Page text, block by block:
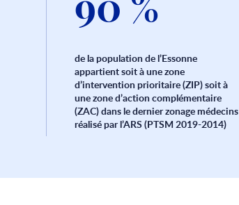
de la population de l’Essonne
appartient soit à une zone
d’intervention prioritaire (ZIP) soit à
une zone d’action complémentaire
(ZAC) dans le dernier zonage médecins
réalisé par l’ARS (PTSM 2019-2014)